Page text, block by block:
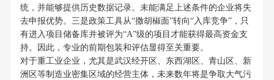
统，并能够提供历史数据记录。未能满足上述条件的企业将失
去申报优势。三是政策工具从“撒胡椒面”转向“入库竞争”，只
有进入项目储备库并被评为“A”级的项目才能获得最高资金支
持。因此，专业的前期包装和评估显得至关重要。
对于重工业企业，尤其是武汉经开区、东西湖区、青山区、新
洲区等制造业密集区域的经营主体，未来数年将是争取大气污